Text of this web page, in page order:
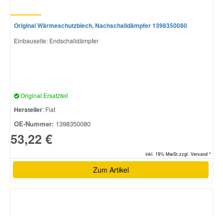
Original Wärmeschutzblech, Nachschalldämpfer 1398350080
Einbauseite: Endschalldämpfer
Original Ersatzteil
Hersteller: Fiat
OE-Nummer: 1398350080
53,22 €
inkl. 19% MwSt.zzgl. Versand *
Zum Artikel